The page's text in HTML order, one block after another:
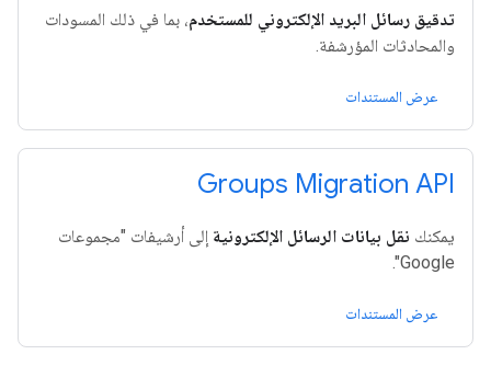
تدقيق رسائل البريد الإلكتروني للمستخدم، بما في ذلك المسودات
والمحادثات المؤرشفة.
عرض المستندات
Groups Migration API
يمكنك نقل بيانات الرسائل الإلكترونية إلى أرشيفات "مجموعات
Google".
عرض المستندات